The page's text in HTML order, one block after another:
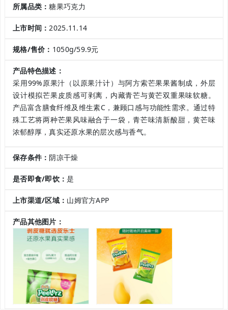
所属品类：糖果巧克力
上市时间：2025.11.14
规格/售价： 1050g/59.9元
产品特色描述：
采用99%原果汁（以原果汁计）与阿方索芒果果酱制成，外层
设计模拟芒果皮质感可剥离，内藏青芒与黄芒双重果味软糖。
产品富含膳食纤维及维生素C，兼顾口感与功能性需求。通过特
殊工艺将两种芒果风味融合于一袋，青芒味清新酸甜，黄芒味
浓郁醇厚，真实还原水果的层次感与香气。
保存条件： 阴凉干燥
是否即食/即饮：是
上市渠道/区域： 山姆官方APP
产品其他图片：